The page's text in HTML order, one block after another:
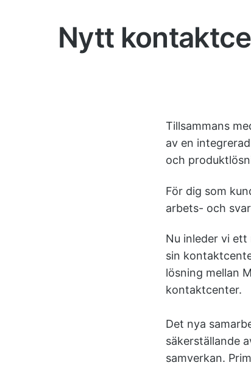
Nytt
Tillsammans
av en
och
För dig som
arbets- och
Nu inleder vi
sin
lösning mellan
kontaktcenter.
Det nya
säkerställande
samverkan.